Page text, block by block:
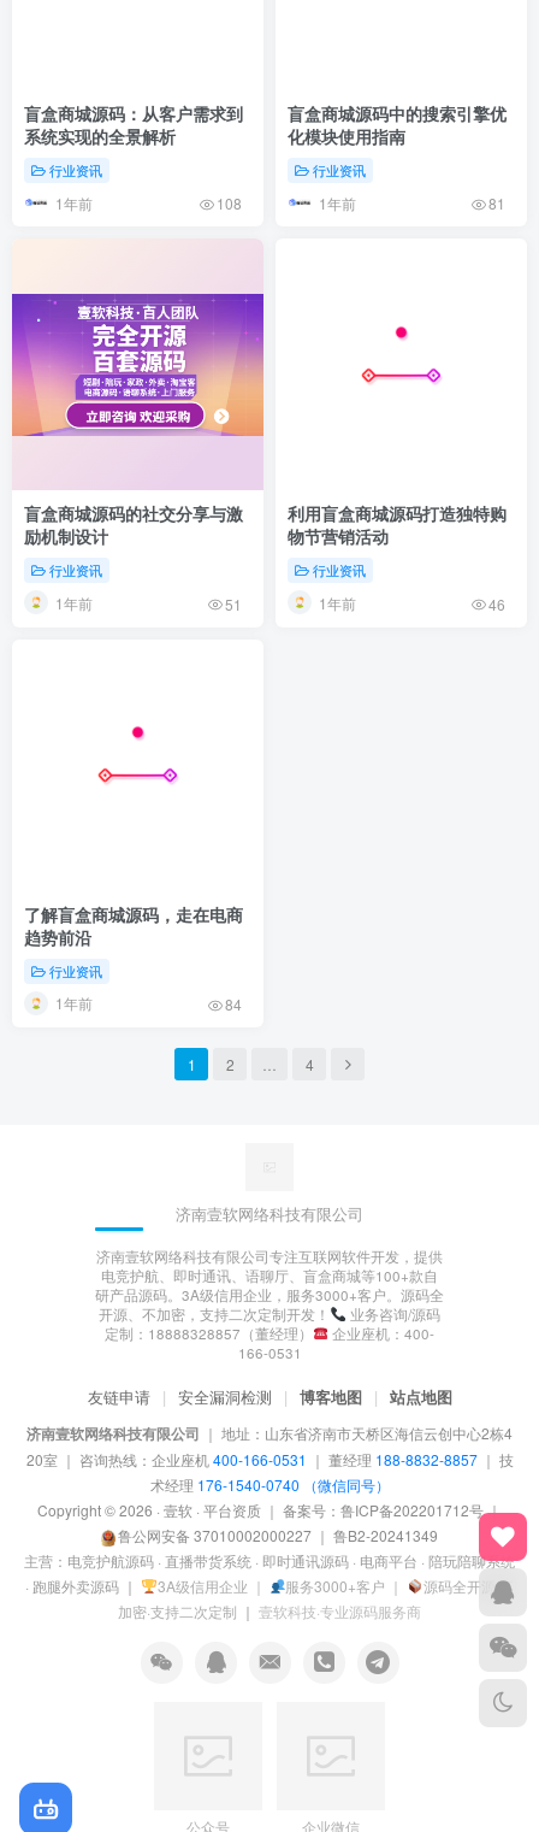
盲盒商城源码：从客户需求到
系统实现的全景解析
行业资讯
1年前 108
盲盒商城源码中的搜索引擎优
化模块使用指南
行业资讯
1年前 81
盲盒商城源码的社交分享与激
励机制设计
行业资讯
1年前 51
利用盲盒商城源码打造独特购
物节营销活动
行业资讯
1年前 46
了解盲盒商城源码，走在电商
趋势前沿
行业资讯
1年前 84
1 2 4
济南壹软网络科技有限公司
济南壹软网络科技有限公司专注互联网软件开发，提供
电竞护航、即时通讯、语聊厅、盲盒商城等100+款自
研产品源码。3A级信用企业，服务3000+客户。源码全
开源、不加密，支持二次定制开发！
业务咨询/源码
定制：18888328857（董经理）
企业座机：400-
166-0531
友链申请 | 安全漏洞检测 | 博客地图 | 站点地图
济南壹软网络科技有限公司 ｜ 地址：山东省济南市天桥区海信云创中心2栋4
20室 ｜ 咨询热线：企业座机400-166-0531 ｜ 董经理 188-8832-8857｜ 技
术经理 176-1540-0740 （微信同号）
Copyright © 2026 · 壹软 · 平台资质 ｜ 备案号： 鲁ICP备202201712号｜
鲁公网安备 37010002000227 ｜鲁B2-20241349
主营：电竞护航源码 · 直播带货系统 · 即时通讯源码 · 电商平台 · 陪玩陪聊系统
· 跑腿外卖源码 ｜ 3A级信用企业 ｜ 服务3000+客户 ｜
源码全开源·不
加密·支持二次定制 ｜ 壹软科技·专业源码服务商
公众号 企业微信